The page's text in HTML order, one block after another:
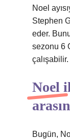
Noel
Stephen
eder.
sezonu 6
çalışabilir.
Noel
Bugün,